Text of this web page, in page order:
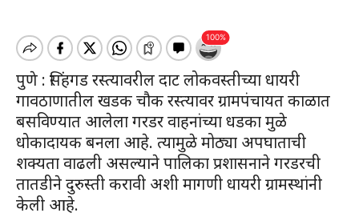
पुणे : सिंहगड रस्त्यावरील दाट लोकवस्तीच्या धायरी
गावठाणातील खडक चौक रस्त्यावर ग्रामपंचायत काळात
बसविण्यात आलेला गरडर वाहनांच्या धडका मुळे
धोकादायक बनला आहे. त्यामुळे मोठ्या अपघाताची
शक्यता वाढली असल्याने पालिका प्रशासनाने गरडरची
तातडीने दुरुस्ती करावी अशी मागणी धायरी ग्रामस्थांनी
केली आहे.